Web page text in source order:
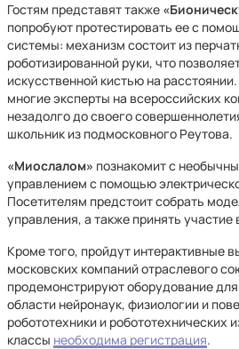
Гостям представят также
попробуют протестировать ее с
системы: механизм состоит из
роботизированной руки, что
искусственной кистью на
многие эксперты на всероссийских
незадолго до своего
школьник из подмосковного Реутова.
«Миослалом» познакомит с
управлением с помощью
Посетителям предстоит собрать
управления, а также принять
Кроме того, пройдут интерактивные
московских компаний отраслевого
продемонстрируют оборудование
области нейронаук, физиологии и
робототехники и робототехнических
классы необходима регистрация.